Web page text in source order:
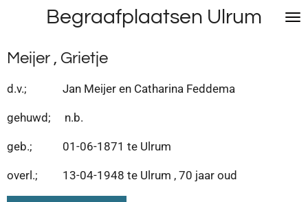
naar
de
hoofdinhoud
Begraafplaatsen Ulrum
Meijer , Grietje
d.v.; Jan Meijer en Catharina Feddema
gehuwd; n.b.
geb.; 01-06-1871 te Ulrum
overl.; 13-04-1948 te Ulrum , 70 jaar oud